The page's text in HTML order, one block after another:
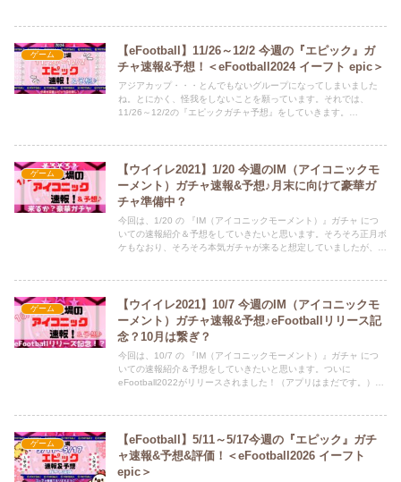
いてます。 ⇒ @HINAandPAPA
ゲーム
【eFootball】11/26～12/2 今週の『エピック』ガ
チャ速報&予想！＜eFootball2024 イーフト epic＞
アジアカップ・・・とんでもないグループになってしまいました
ね。とにかく、怪我をしないことを願っています。それでは、
11/26～12/2の『エピックガチャ予想』をしていきます。
ゲーム
【ウイイレ2021】1/20 今週のIM（アイコニックモ
ーメント）ガチャ速報&予想♪月末に向けて豪華ガ
チャ準備中？
今回は、1/20 の 『IM（アイコニックモーメント）』ガチャ につ
いての速報紹介＆予想をしていきたいと思います。そろそろ正月ボ
ケもなおり、そろそろ本気ガチャが来ると想定していましたが、な
ゲーム
【ウイイレ2021】10/7 今週のIM（アイコニックモ
ーメント）ガチャ速報&予想♪eFootballリリース記
念？10月は繋ぎ？
今回は、10/7 の 『IM（アイコニックモーメント）』ガチャ につ
いての速報紹介＆予想をしていきたいと思います。ついに
eFootball2022がリリースされました！（アプリはまだです。）い
善要望はシュートがもっさりしているので、もう少し爽快感がある
といいなぁ・・・と思います。（ミドルでスドンとなかなか決めら
れません。）そんなこんなで、かなりeFootballは大変な状況での
船出になっていますが、ウイイレ予想ももう少しだけ、お付き合い
ゲーム
【eFootball】5/11～5/17今週の『エピック』ガチ
ャ速報&予想&評価！＜eFootball2026 イーフト
epic＞